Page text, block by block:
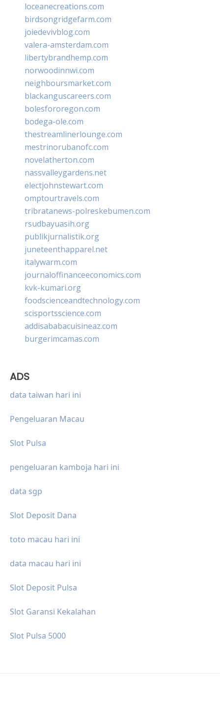
loceanecreations.com
birdsongridgefarm.com
joiedevivblog.com
valera-amsterdam.com
libertybrandhemp.com
norwoodinnwi.com
neighboursmarket.com
blackanguscareers.com
bolesfororegon.com
bodega-ole.com
thestreamlinerlounge.com
mestrinorubanofc.com
novelatherton.com
nassvalleygardens.net
electjohnstewart.com
omptourtravels.com
tribratanews-polreskebumen.com
rsudbayuasih.org
publikjurnalistik.org
juneteenthapparel.net
italywarm.com
journaloffinanceeconomics.com
kvk-kumari.org
foodscienceandtechnology.com
scisportsscience.com
addisababacuisineaz.com
burgerimcamas.com
ADS
data taiwan hari ini
Pengeluaran Macau
Slot Pulsa
pengeluaran kamboja hari ini
data sgp
Slot Deposit Dana
toto macau hari ini
data macau hari ini
Slot Deposit Pulsa
Slot Garansi Kekalahan
Slot Pulsa 5000